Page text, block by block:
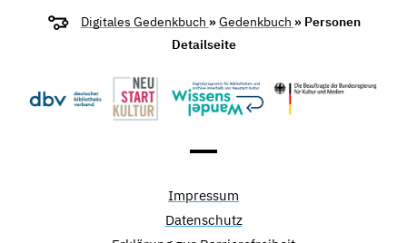
Digitales Gedenkbuch »Gedenkbuch » Personen
Detailseite
Impressum
Datenschutz